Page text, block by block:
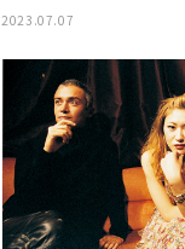
2023.07.07